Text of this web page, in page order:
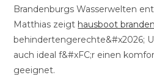
Brandenburgs Wasserwelten
Matthias zeigt hausboot
behindertengerechte&#x2026;
auch ideal f&#xFC;r einen
geeignet.